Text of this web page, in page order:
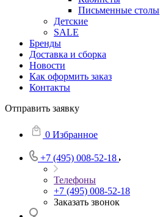
Письменные столы
Детские
SALE
Бренды
Доставка и сборка
Новости
Как оформить заказ
Контакты
Отправить заявку
0 Избранное
+7 (495) 008-52-18
Телефоны
+7 (495) 008-52-18
Заказать звонок